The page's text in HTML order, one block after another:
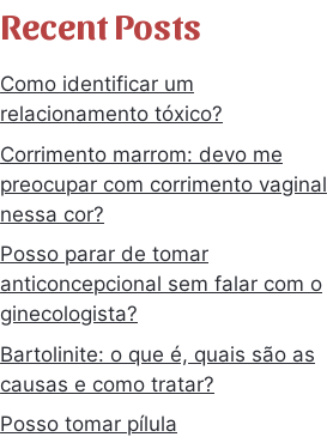
Recent Posts
Como identificar um
relacionamento tóxico?
Corrimento marrom: devo me
preocupar com corrimento vaginal
nessa cor?
Posso parar de tomar
anticoncepcional sem falar com o
ginecologista?
Bartolinite: o que é, quais são as
causas e como tratar?
Posso tomar pílula